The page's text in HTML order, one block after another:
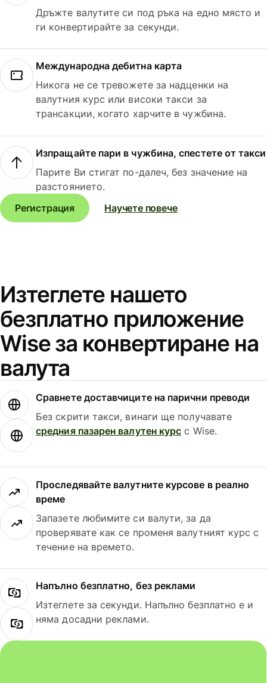
Дръжте валутите си под ръка на едно място и
ги конвертирайте за секунди.
Международна дебитна карта
Никога не се тревожете за надценки на
валутния курс или високи такси за
трансакции, когато харчите в чужбина.
Изпращайте пари в чужбина, спестете от такси
Парите Ви стигат по-далеч, без значение на
разстоянието.
Регистрация
Научете повече
Изтеглете нашето
безплатно приложение
Wise за конвертиране на
валута
Сравнете доставчиците на парични преводи
Без скрити такси, винаги ще получавате
средния пазарен валутен курс с Wise.
Проследявайте валутните курсове в реално
време
Запазете любимите си валути, за да
проверявате как се променя валутният курс с
течение на времето.
Напълно безплатно, без реклами
Изтеглете за секунди. Напълно безплатно е и
няма досадни реклами.